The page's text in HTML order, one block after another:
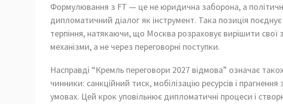
Формулювання з FT — це не юридична заборона, а
дипломатичний діалог як інструмент. Така позиція
терпіння, натякаючи, що Москва розраховує вирішити свої
механізми, а не через переговорні поступки.
Насправді “Кремль переговори 2027 відмова” означає
чинники: санкційний тиск, мобілізацію ресурсів і
умовах. Цей крок уповільнює дипломатичні процеси і